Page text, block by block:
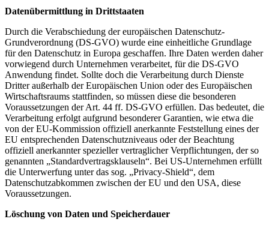
Datenübermittlung in Drittstaaten
Durch die Verabschiedung der europäischen Datenschutz-
Grundverordnung (DS-GVO) wurde eine einheitliche Grundlage
für den Datenschutz in Europa geschaffen. Ihre Daten werden daher
vorwiegend durch Unternehmen verarbeitet, für die DS-GVO
Anwendung findet. Sollte doch die Verarbeitung durch Dienste
Dritter außerhalb der Europäischen Union oder des Europäischen
Wirtschaftsraums stattfinden, so müssen diese die besonderen
Voraussetzungen der Art. 44 ff. DS-GVO erfüllen. Das bedeutet, die
Verarbeitung erfolgt aufgrund besonderer Garantien, wie etwa die
von der EU-Kommission offiziell anerkannte Feststellung eines der
EU entsprechenden Datenschutzniveaus oder der Beachtung
offiziell anerkannter spezieller vertraglicher Verpflichtungen, der so
genannten „Standardvertragsklauseln“. Bei US-Unternehmen erfüllt
die Unterwerfung unter das sog. „Privacy-Shield“, dem
Datenschutzabkommen zwischen der EU und den USA, diese
Voraussetzungen.
Löschung von Daten und Speicherdauer